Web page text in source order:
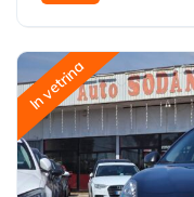
In vetrina